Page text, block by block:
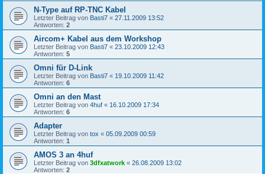
N-Type auf RP-TNC Kabel
Letzter Beitrag von Basti7 « 27.11.2009 13:52
Antworten: 2
Aircom+ Kabel aus dem Workshop
Letzter Beitrag von Basti7 « 23.10.2009 12:43
Antworten: 5
Omni für D-Link
Letzter Beitrag von Basti7 « 19.10.2009 11:42
Antworten: 6
Omni an den Mast
Letzter Beitrag von 4huf « 16.10.2009 17:34
Antworten: 6
Adapter
Letzter Beitrag von tox « 05.09.2009 00:59
Antworten: 1
AMOS 3 an 4huf
Letzter Beitrag von 3dfxatwork « 26.08.2009 13:02
Antworten: 2